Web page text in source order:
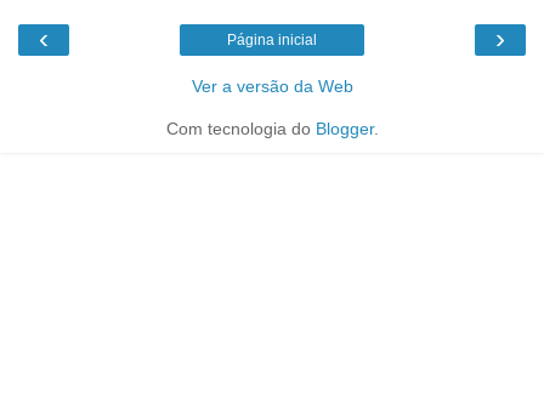
‹ ›
Página inicial
Ver a versão da Web
Com tecnologia do Blogger.